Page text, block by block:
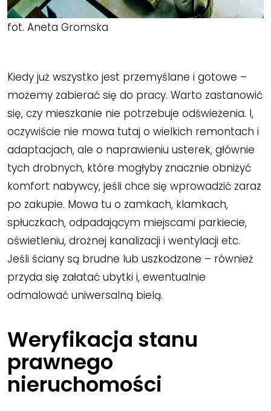
fot. Aneta Gromska
Kiedy już wszystko jest przemyślane i gotowe –
możemy zabierać się do pracy. Warto zastanowić
się, czy mieszkanie nie potrzebuje odświeżenia. I,
oczywiście nie mowa tutaj o wielkich remontach i
adaptacjach, ale o naprawieniu usterek, głównie
tych drobnych, które mogłyby znacznie obniżyć
komfort nabywcy, jeśli chce się wprowadzić zaraz
po zakupie. Mowa tu o zamkach, klamkach,
spłuczkach, odpadającym miejscami parkiecie,
oświetleniu, drożnej kanalizacji i wentylacji etc.
Jeśli ściany są brudne lub uszkodzone – również
przyda się załatać ubytki i, ewentualnie
odmalować uniwersalną bielą.
Weryfikacja stanu
prawnego
nieruchomości